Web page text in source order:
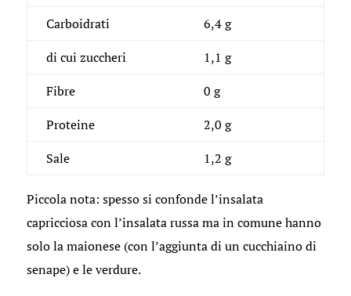
Carboidrati
6,4 g
di cui zuccheri
1,1 g
Fibre
0 g
Proteine
2,0 g
Sale
1,2 g
Piccola nota: spesso si confonde l’insalata
capricciosa con l’insalata russa ma in comune hanno
solo la maionese (con l’aggiunta di un cucchiaino di
senape) e le verdure.